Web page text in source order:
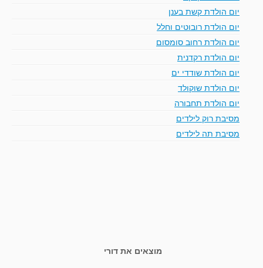
יום הולדת קשת בענן
יום הולדת רובוטים וחלל
יום הולדת רחוב סומסום
יום הולדת רקדנית
יום הולדת שודדי ים
יום הולדת שוקולד
יום הולדת תחבורה
מסיבת רוק לילדים
מסיבת תה לילדים
מוצאים את דורי